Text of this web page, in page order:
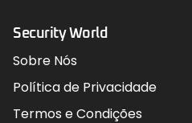
Security World
Sobre Nós
Política de Privacidade
Termos e Condições